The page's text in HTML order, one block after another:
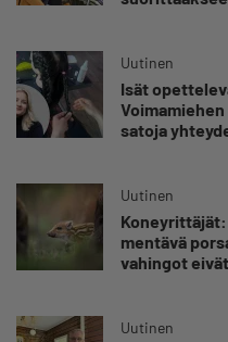
Uutinen
Isät
satoja
Uutinen
Koneyrittäjät:
mentävä
vahingot
Uutinen